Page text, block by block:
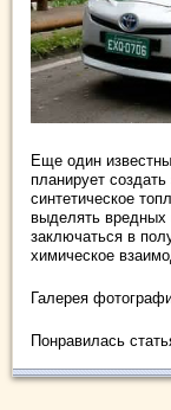
Еще один
планирует
синтетическое
выделять вредных
заключаться в
химическое
Галерея
Понравилась